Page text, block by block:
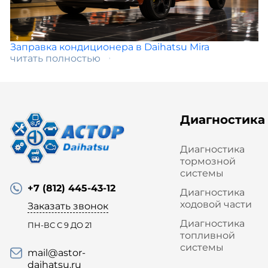
Заправка кондиционера в Daihatsu Mira
читать полностью
+7 (812) 445-43-12
Заказать звонок
ПН-ВС С 9 ДО 21
mail@astor-
daihatsu.ru
Диагностика
Диагностика
тормозной
системы
Диагностика
ходовой части
Диагностика
топливной
системы